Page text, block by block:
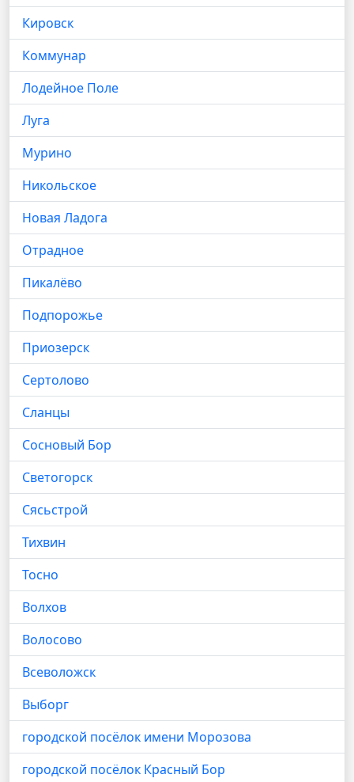
Кировск
Коммунар
Лодейное Поле
Луга
Мурино
Никольское
Новая Ладога
Отрадное
Пикалёво
Подпорожье
Приозерск
Сертолово
Сланцы
Сосновый Бор
Светогорск
Сясьстрой
Тихвин
Тосно
Волхов
Волосово
Всеволожск
Выборг
городской посёлок имени Морозова
городской посёлок Красный Бор